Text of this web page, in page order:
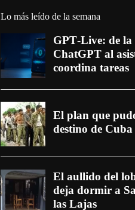
Lo más leído de la semana